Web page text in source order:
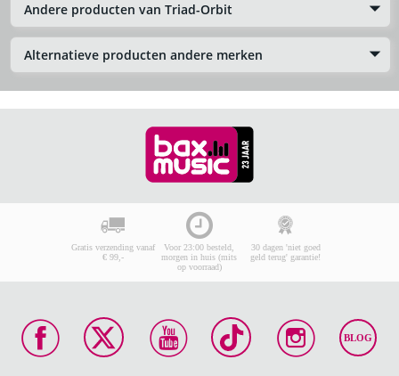
Andere producten van Triad-Orbit
Alternatieve producten andere merken
Gratis verzending vanaf
€ 99,-
Voor 23:00 besteld,
morgen in huis (mits
op voorraad)
30 dagen 'niet goed
geld terug' garantie!
BLOG